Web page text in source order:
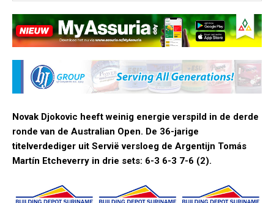
Novak Djokovic heeft weinig energie verspild in de derde
ronde van de Australian Open. De 36-jarige
titelverdediger uit Servië versloeg de Argentijn Tomás
Martín Etcheverry in drie sets: 6-3 6-3 7-6 (2).